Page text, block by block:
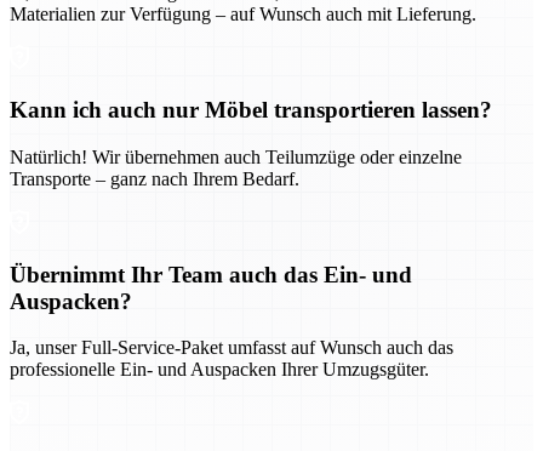
Materialien zur Verfügung – auf Wunsch auch mit Lieferung.
Kann ich auch nur Möbel transportieren lassen?
Natürlich! Wir übernehmen auch Teilumzüge oder einzelne
Transporte – ganz nach Ihrem Bedarf.
Übernimmt Ihr Team auch das Ein- und
Auspacken?
Ja, unser Full-Service-Paket umfasst auf Wunsch auch das
professionelle Ein- und Auspacken Ihrer Umzugsgüter.